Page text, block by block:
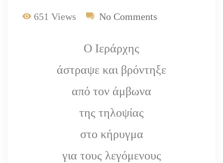
651 Views No Comments
Ο Ιεράρχης
άστραψε και βρόντηξε
από τον άμβωνα
της τηλοψίας
στο κήρυγμα
για τους λεγόμενους